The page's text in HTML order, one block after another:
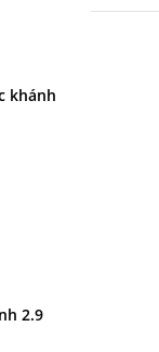
khánh
2.9